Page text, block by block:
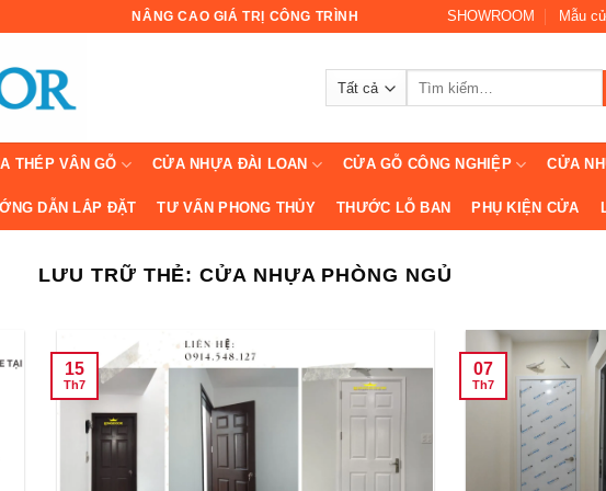
NÂNG CAO GIÁ TRỊ CÔNG TRÌNH SHOWROOM Mẫu
THÉP VÂN GỖ CỬA NHỰA ĐÀI LOAN CỬA GỖ CÔNG NGHIỆP CỬA
DẪN LẮP ĐẶT TƯ VẤN PHONG THỦY THƯỚC LỖ BAN PHỤ KIỆN CỬA
LƯU TRỮ THẺ:CỬA NHỰA PHÒNG NGỦ
15
Th7
07
Th7